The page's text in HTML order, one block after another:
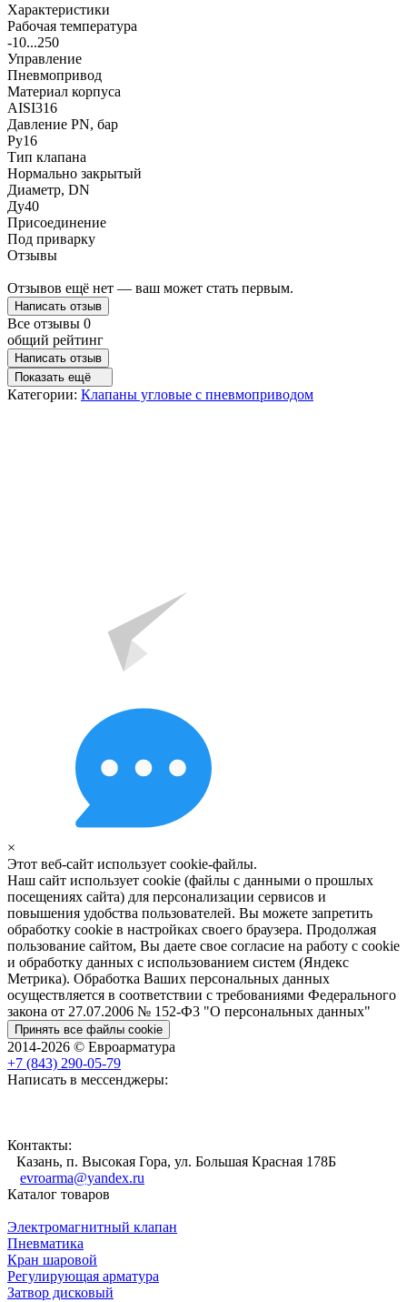
Характеристики
Рабочая температура
-10...250
Управление
Пневмопривод
Материал корпуса
AISI316
Давление PN, бар
Ру16
Тип клапана
Нормально закрытый
Диаметр, DN
Ду40
Присоединение
Под приварку
Отзывы
Отзывов ещё нет — ваш может стать первым.
Написать отзыв
Все отзывы 0
общий рейтинг
Написать отзыв
Показать ещё
Категории: Клапаны угловые с пневмоприводом
×
Этот веб-сайт использует cookie-файлы.
Наш сайт использует cookie (файлы с данными о прошлых
посещениях сайта) для персонализации сервисов и
повышения удобства пользователей. Вы можете запретить
обработку cookie в настройках своего браузера. Продолжая
пользование сайтом, Вы даете свое согласие на работу с cookie
и обработку данных с использованием систем (Яндекс
Метрика). Обработка Ваших персональных данных
осуществляется в соответствии с требованиями Федерального
закона от 27.07.2006 № 152-Ф3 "О персональных данных"
Принять все файлы cookie
2014-2026 © Евроарматура
+7 (843) 290-05-79
Написать в мессенджеры:
Контакты:
Казань, п. Высокая Гора, ул. Большая Красная 178Б
evroarma@yandex.ru
Каталог товаров
Электромагнитный клапан
Пневматика
Кран шаровой
Регулирующая арматура
Затвор дисковый